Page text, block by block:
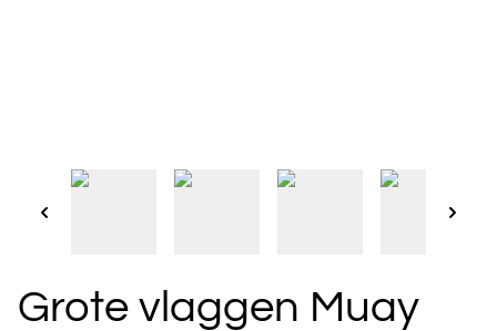
Grote vlaggen Muay